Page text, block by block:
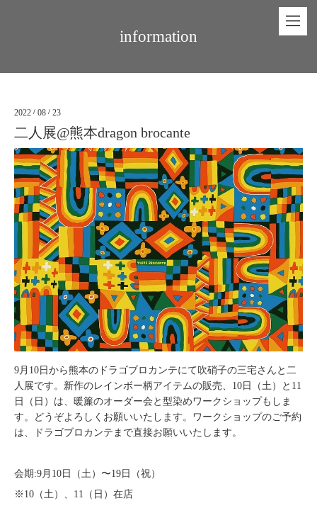
information
2022 / 08 / 23
二人展@熊本dragon brocante
9月10日から熊本のドラゴブロカンテにて吹硝子の三宅さんと二
人展です。新作のレインボー柄アイテムの販売、10日（土）と11
日（日）は、暖簾のオーダー会と型染めワークショップもしま
す。どうぞよろしくお願いいたします。ワークショップのご予約
は、ドラゴブロカンテまで直接お願いいたします。
会期:9月10日（土）〜19日（祝）
※10（土）、11（日）在店